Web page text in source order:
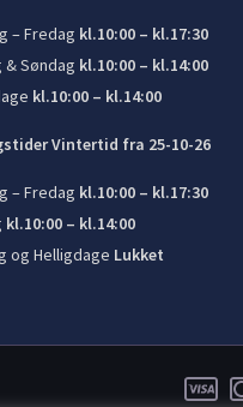
– Fredag kl.10:00 – kl.17:30
& Søndag kl.10:00 – kl.14:00
kl.10:00 – kl.14:00
Vintertid fra 25-10-26
– Fredag kl.10:00 – kl.17:30
kl.10:00 – kl.14:00
og Helligdage Lukket